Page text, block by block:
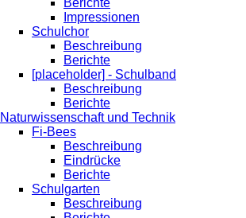
Berichte
Impressionen
Schulchor
Beschreibung
Berichte
[placeholder] - Schulband
Beschreibung
Berichte
Naturwissenschaft und Technik
Fi-Bees
Beschreibung
Eindrücke
Berichte
Schulgarten
Beschreibung